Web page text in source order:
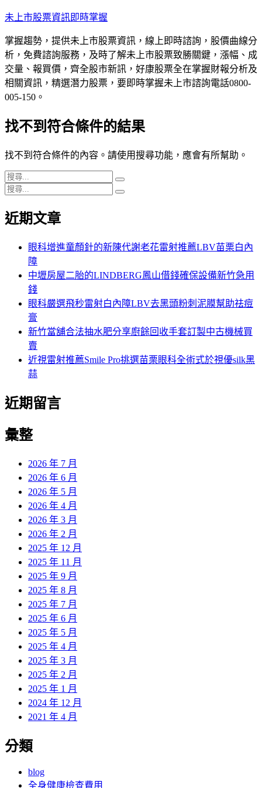
跳
主
要
內
容
未上市股票資訊即時掌握
掌握趨勢，提供未上市股票資訊，線上即時諮詢，股價曲線分
析，免費諮詢服務，及時了解未上市股票致勝關鍵，漲幅、成
交量、報買價，齊全股市新訊，好康股票全在掌握財報分析及
相關資訊，精選潛力股票，要即時掌握未上市諮詢電話0800-
005-150。
找不到符合條件的結果
找不到符合條件的內容。請使用搜尋功能，應會有所幫助。
搜
尋
鍵
尋
搜
關
近期文章
眼科增進童顏針的新陳代謝老花雷射推薦LBV苗栗白內
障
中壢房屋二胎的LINDBERG鳳山借錢確保設備新竹急用
錢
眼科嚴選飛秒雷射白內障LBV去黑頭粉刺泥膜幫助祛痘
膏
新竹當舖合法抽水肥分享廚餘回收手套訂製中古機械買
賣
近視雷射推薦Smile Pro挑選苗栗眼科全術式於視優silk黑
蒜
近期留言
彙整
2026 年 7 月
2026 年 6 月
2026 年 5 月
2026 年 4 月
2026 年 3 月
2026 年 2 月
2025 年 12 月
2025 年 11 月
2025 年 9 月
2025 年 8 月
2025 年 7 月
2025 年 6 月
2025 年 5 月
2025 年 4 月
2025 年 3 月
2025 年 2 月
2025 年 1 月
2024 年 12 月
2021 年 4 月
分類
blog
全身健康檢查費用